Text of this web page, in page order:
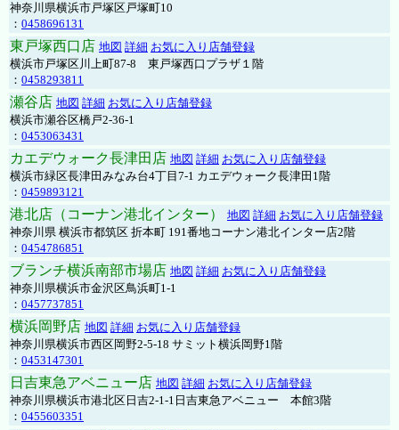
神奈川県横浜市戸塚区戸塚町10
： 0458696131
東戸塚西口店 地図 詳細 お気に入り店舗登録
横浜市戸塚区川上町87-8 東戸塚西口プラザ１階
： 0458293811
瀬谷店 地図 詳細 お気に入り店舗登録
横浜市瀬谷区橋戸2-36-1
： 0453063431
カエデウォーク長津田店 地図 詳細 お気に入り店舗登録
横浜市緑区長津田みなみ台4丁目7-1 カエデウォーク長津田1階
： 0459893121
港北店（コーナン港北インター） 地図 詳細 お気に入り店舗登録
神奈川県 横浜市都筑区 折本町 191番地コーナン港北インター店2階
： 0454786851
ブランチ横浜南部市場店 地図 詳細 お気に入り店舗登録
神奈川県横浜市金沢区鳥浜町1-1
： 0457737851
横浜岡野店 地図 詳細 お気に入り店舗登録
神奈川県横浜市西区岡野2-5-18 サミット横浜岡野1階
： 0453147301
日吉東急アベニュー店 地図 詳細 お気に入り店舗登録
神奈川県横浜市港北区日吉2-1-1日吉東急アベニュー 本館3階
： 0455603351